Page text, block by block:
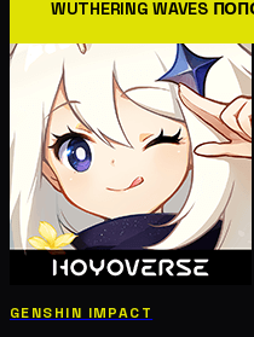
WUTHERING WAVES
GENSHIN IMPACT